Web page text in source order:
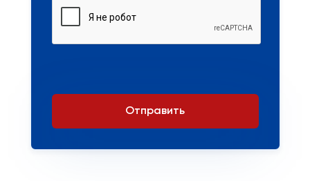
Отправить